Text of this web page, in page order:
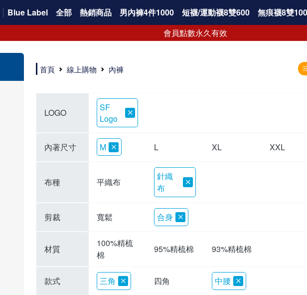
Blue Label 全部 熱銷商品 男內褲4件1000 短襪/運動襪8雙600 無痕襪8雙
會員點數永久有效
選擇內褲、平口褲、純棉內褲首重品質。舒適、透氣的內褲、平口褲、純棉內褲能影響健康，須謹慎挑選。三花內褲透氣不悶，值得信賴！
三花內褲、平口褲、純棉內褲50年來持續升級，符合人體工學設計，柔軟無勒痕的鬆緊帶。三花內褲是肌膚好友，口碑熱銷！
選擇內褲首重品質。三花內褲50年來不斷升級，證明其卓越品質。符合人體工學剪裁，柔軟無痕鬆緊帶，是必買首選。兼具品質與外型，與肌膚零感接觸，穿著舒適，看來有質感。三花內褲設計獨特，質料優良，專業剪裁，呵護肌膚。新鮮高品質棉材製成，多款選擇，耐洗耐穿，三花內褲絕對首選。
"內褲購買及使用經驗網友來信分享 近年來，我經常在大型連鎖賣場如佳瑪、美華泰等地看到三花內褲的展示。最近一兩年，甚至百貨公司及街頭店鋪都開始大量出現三花專櫃或專賣店。我猜測，這應該是三花在營運策略上的調整，才使得這些改變成為現實。 本來，三花內褲一直是消費者選購內褲時的熱門選項之一。內褲櫃點的增多使我更加注意到這個品牌，因此我在選購內褲時，特意多研究了一下三花內褲的設計。 先從內褲外層包裝談起，有些內褲有PP袋包裝，有些則沒有。雖然這是一件小事，但我發現朋友們中有人會介意內褲包裝沒有PP袋。他們認為沒有PP袋會使包裝不夠精美。對我來說，有PP袋確實能提升包裝的精緻度，但內褲不裝PP袋其實也算是環保。所以，這就看每個人對內褲包裝的需求和感受了。 每次購買內褲時，我都會特別帶一件五片式剪裁的內褲。三花的平口內褲被稱為全國第一件五片式剪裁內褲，這話應該不是隨便說說的，畢竟三花是一個擁有超過50年歷史的老品牌，專注於研發和改良內褲。當初，我覺得這種設計有些花俏，只是圖個新鮮買來試試，結果發現內褲多一片真的有其優勢，尤其是減少了內褲卡屁的次數。雖然這個狀況不可能完全消失，但大大增加了穿著的舒適度。 三花內褲的價格也在我能接受的範圍內，因此它逐漸成為我的心頭好。此外，內褲選購時的另一個重要因素是鬆緊帶。看內褲是否舊了，第一眼通常看鬆緊帶。故意或不小心露出內褲褲頭的時候，印象分數也是由鬆緊帶決定的。 很多內褲品牌強調鬆緊帶的造型及花樣，這類內褲非常適合一些特殊場合，如單身聯誼或約會時穿著，能夠加分不少。日常使用的內褲則建議選擇鬆緊帶不易鬆垮的，花樣其次。三花特別強調內褲鬆緊帶的耐洗度，而其他品牌鮮少提及這一點。 分場合選擇內褲是我的習慣。特殊場合內褲要講究一點，但平日則需要選擇鬆緊帶有保障的內褲。畢竟，內褲是每天陪伴我們超過12個小時的衣物，找到適合自己且耐洗耐穿高CP值的內褲才是最明智的選擇。 內褲畢竟是消耗品，定期更換非常重要。如果內褲沾染到髒污或處於潮濕的環境，就不應該撐太久。這是因為內褲長期接觸身體的重要部位，所以選擇和保養都要謹慎。 以上是我個人的內褲使用分享，並非業配，不代表任何人的立場。內褲還是要以自身體驗最為準確。希望大家都能找到適合自己的內褲，並多多支持台灣品牌。"
首頁 線上購物 內褲
LOGO
SF
Logo
內著尺寸 M L XL XXL
布種 平織布
針織
布
剪裁 寬鬆 合身
材質
100%精梳
棉
95%精梳棉 93%精梳棉
款式 三角 四角 中腰